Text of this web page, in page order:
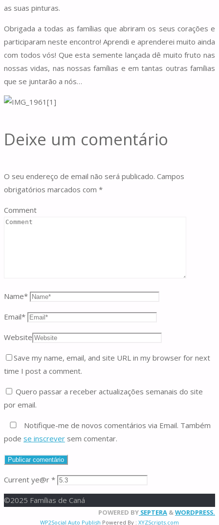
as suas pinturas.
Obrigada a todas as famílias que abriram os seus corações e
participaram neste encontro! Aprendi e aprenderei muito ainda
com todos vós! Que esta semente lançada dê muito fruto nas
nossas vidas, nas nossas famílias e em tantas outras famílias
que se juntarão a nós…
Deixe um comentário
O seu endereço de email não será publicado. Campos
obrigatórios marcados com *
Comment
Name*
Email*
Website
Save my name, email, and site URL in my browser for next
time I post a comment.
Quero passar a receber actualizações semanais do site
por email.
Notifique-me de novos comentários via Email. Também
pode se inscrever sem comentar.
Current ye@r *
©2025 Famílias de Caná
POWERED BY SEPTERA &WORDPRESS.
WP2Social Auto Publish Powered By : XYZScripts.com